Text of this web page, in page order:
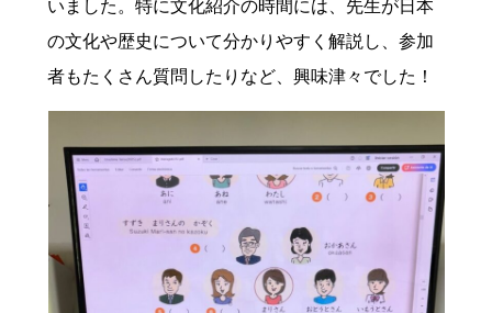
いました。特に文化紹介の時間には、先生が日本
の文化や歴史について分かりやすく解説し、参加
者もたくさん質問したりなど、興味津々でした！